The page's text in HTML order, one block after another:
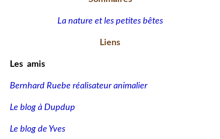
La nature et les petites bêtes
Liens
Les amis
Bernhard Ruebe réalisateur animalier
Le blog à Dupdup
Le blog de Yves